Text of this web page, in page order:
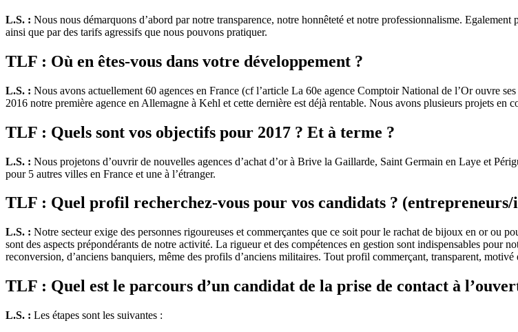
L.S. : Nous nous démarquons d’abord par notre transparence, notre honnêteté et notre professionnalisme.
ainsi que par des tarifs agressifs que nous pouvons pratiquer.
TLF : Où en êtes-vous dans votre développement ?
L.S. : Nous avons actuellement 60 agences en France (cf l’article La 60e agence Comptoir National de l’Or ouvre
2016 notre première agence en Allemagne à Kehl et cette dernière est déjà rentable. Nous avons plusieurs projets en
TLF : Quels sont vos objectifs pour 2017 ? Et à terme ?
L.S. : Nous projetons d’ouvrir de nouvelles agences d’achat d’or à Brive la Gaillarde, Saint Germain en Laye et
pour 5 autres villes en France et une à l’étranger.
TLF : Quel profil recherchez-vous pour vos candidats ?
L.S. : Notre secteur exige des personnes rigoureuses et commerçantes que ce soit pour le rachat de bijoux en or ou
sont des aspects prépondérants de notre activité. La rigueur et des compétences en gestion sont indispensables pour
reconversion, d’anciens banquiers, même des profils d’anciens militaires. Tout profil commerçant, transparent, motivé
TLF : Quel est le parcours d’un candidat de la prise de contact à
L.S. : Les étapes sont les suivantes :